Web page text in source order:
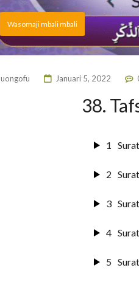
Wasomaji mbali mbali
uongofu Januari 5, 2022
38.
1
2
3
4
5